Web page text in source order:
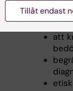
att
Tillåt endast